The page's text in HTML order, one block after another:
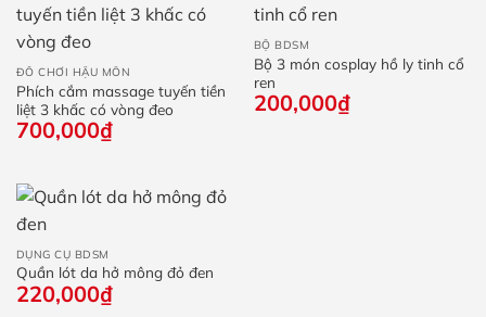
ĐỒ CHƠI HẬU MÔN
Phích cắm massage tuyến tiền
liệt 3 khấc có vòng đeo
700,000₫
BỘ BDSM
Bộ 3 món cosplay hồ ly tinh cổ
ren
200,000₫
DỤNG CỤ BDSM
Quần lót da hở mông đỏ đen
220,000₫